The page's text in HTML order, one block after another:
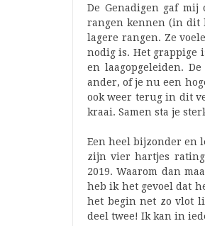
De Genadigen gaf
rangen kennen (in dit
lagere rangen. Ze
nodig is. Het grappige
en laagopgeleiden.
ander, of je nu een
ook weer terug in dit
kraai. Samen sta je
Een heel bijzonder en
zijn vier hartjes
2019. Waarom dan
heb ik het gevoel dat
het begin net zo vlot
deel twee! Ik kan in